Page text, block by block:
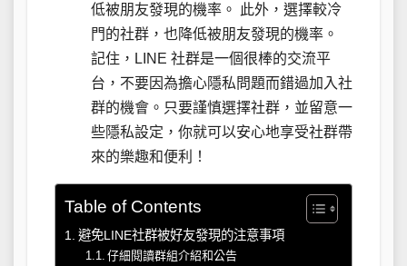
低被朋友發現的機率。 此外，選擇較冷
門的社群，也降低被朋友發現的機率。
記住，LINE 社群是一個很棒的交流平
台，不要因為擔心隱私問題而錯過加入社
群的機會。只要謹慎選擇社群，並留意一
些隱私設定，你就可以安心地享受社群帶
來的樂趣和便利！
Table of Contents
避免LINE社群被好友發現的注意事項
仔細閱讀群組介紹和公告